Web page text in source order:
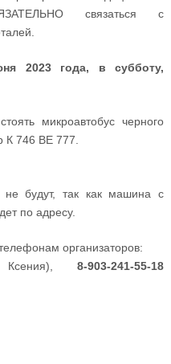
связаться с
2023 года, в субботу,
микроавтобус черного
К 746 ВЕ 777.
будут, так как машина с
по адресу.
организаторов:
8-903-241-55-18